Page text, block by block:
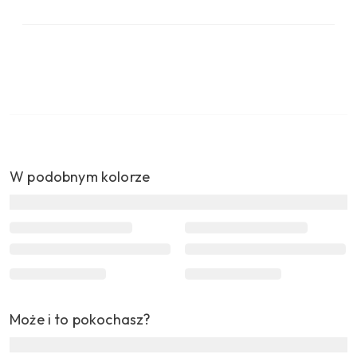
W podobnym kolorze
Może i to pokochasz?